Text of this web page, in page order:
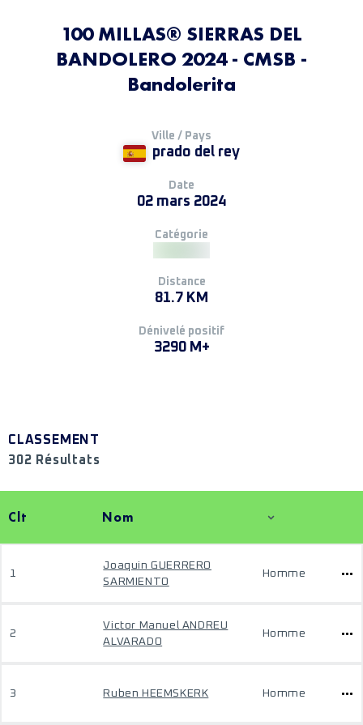
100 MILLAS® SIERRAS DEL
BANDOLERO 2024 - CMSB -
Bandolerita
Ville / Pays
prado del rey
Date
02 mars 2024
Catégorie
Distance
81.7 KM
Dénivelé positif
3290 M+
CLASSEMENT
302 Résultats
Clt Nom
1
Joaquin GUERRERO
SARMIENTO
Homme
2
Victor Manuel ANDREU
ALVARADO
Homme
3 Ruben HEEMSKERK Homme